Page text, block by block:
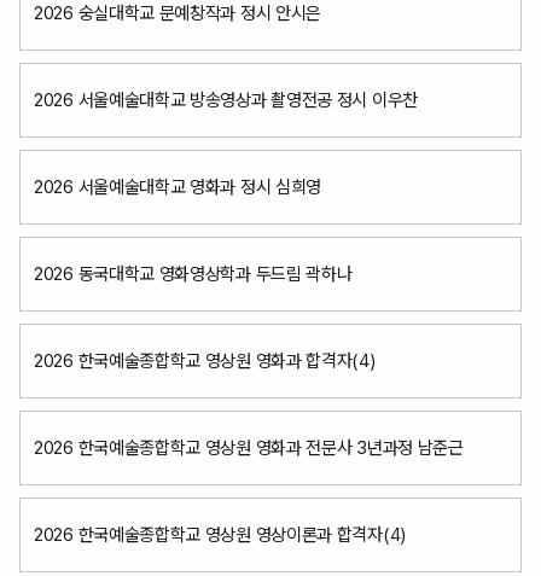
2026 숭실대학교 문예창작과 정시 안시은
2026 서울예술대학교 방송영상과 촬영전공 정시 이우찬
2026 서울예술대학교 영화과 정시 심희영
2026 동국대학교 영화영상학과 두드림 곽하나
2026 한국예술종합학교 영상원 영화과 합격자(4)
2026 한국예술종합학교 영상원 영화과 전문사 3년과정 남준근
2026 한국예술종합학교 영상원 영상이론과 합격자(4)